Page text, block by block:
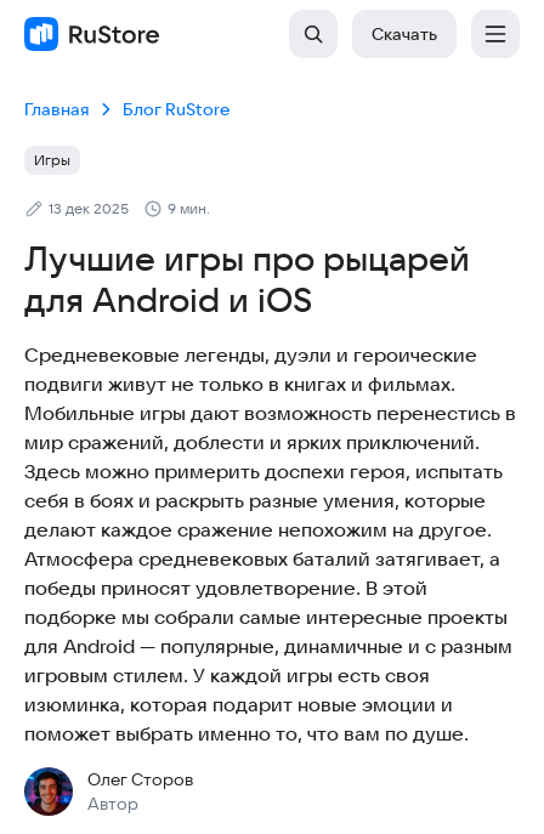
Скачать
Главная Блог RuStore
Игры
13 дек 2025 9 мин.
Лучшие игры про рыцарей
для Android и iOS
Средневековые легенды, дуэли и героические
подвиги живут не только в книгах и фильмах.
Мобильные игры дают возможность перенестись в
мир сражений, доблести и ярких приключений.
Здесь можно примерить доспехи героя, испытать
себя в боях и раскрыть разные умения, которые
делают каждое сражение непохожим на другое.
Атмосфера средневековых баталий затягивает, а
победы приносят удовлетворение. В этой
подборке мы собрали самые интересные проекты
для Android — популярные, динамичные и с разным
игровым стилем. У каждой игры есть своя
изюминка, которая подарит новые эмоции и
поможет выбрать именно то, что вам по душе.
Олег Сторов
Автор